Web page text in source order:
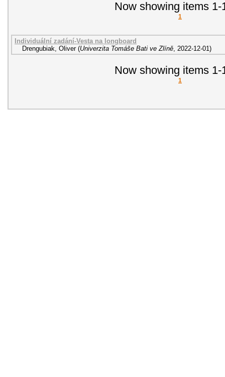
Now showing items 1-
1
Individuální zadání-Vesta na longboard
Drengubiak, Oliver (Univerzita Tomáše Bati ve Zlíně, 2022-12-01)
Now showing items 1-
1